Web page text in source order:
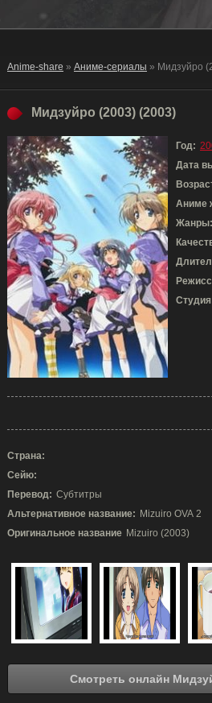
Anime-share » Аниме-сериалы » Мидзуйро
Мидзуйро (2003) (2003)
Год:
Дата
Аниме
Жанры:
Страна:
Сейю:
Перевод: Субтитры
Альтернативное название: Mizuiro OVA 2
Оригинальное название Mizuiro (2003)